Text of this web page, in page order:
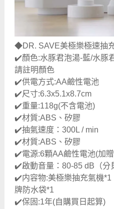
◆DR. SAVE美極樂極速抽
✔️顏色:水豚君泡湯-藍/水豚
請註明顏色
✔️供電方式:AA鹼性電池
✔️尺寸:6.3x5.1x8.7cm
✔️重量:118g(不含電池)
✔️材質:ABS、矽膠
✔️抽氣速度：300L / min
✔️材質:ABS、矽膠
✔️電源:6顆AA鹼性電池(加
✔️啟動音量：80-85 dB（分
✔️内容物:美極樂抽充氣機*1
牌防水袋*1
✔️保固:1年(自購買日起算)